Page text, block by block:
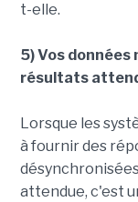
t-elle.
5) Vos données
résultats
Lorsque les
à fournir des
attendue, c'est